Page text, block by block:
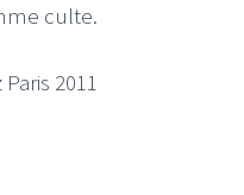
culte.